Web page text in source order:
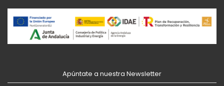
Apúntate a nuestra Newsletter